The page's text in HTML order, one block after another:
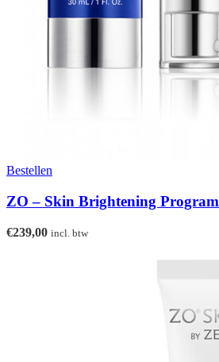
Bestellen
ZO – Skin Brightening Program
€239,00 incl. btw